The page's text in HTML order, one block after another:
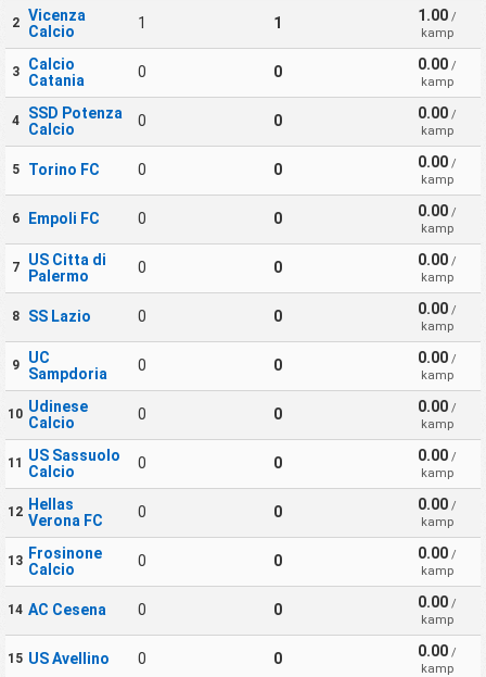
2
Vicenza
Calcio
1 1 1.00 /
kamp
3
Calcio
Catania
0 0 0.00 /
kamp
4
SSD Potenza
Calcio
0 0 0.00 /
kamp
5 Torino FC 0 0 0.00 /
kamp
6 Empoli FC 0 0 0.00 /
kamp
7
US Citta di
Palermo
0 0 0.00 /
kamp
8 SS Lazio 0 0 0.00 /
kamp
9
UC
Sampdoria
0 0 0.00 /
kamp
10 Udinese
Calcio
0 0 0.00 /
kamp
11
US Sassuolo
Calcio
0 0 0.00 /
kamp
12 Hellas
Verona FC
0 0 0.00 /
kamp
13 Frosinone
Calcio
0 0 0.00 /
kamp
14 AC Cesena 0 0 0.00 /
kamp
15 US Avellino 0 0 0.00 /
kamp